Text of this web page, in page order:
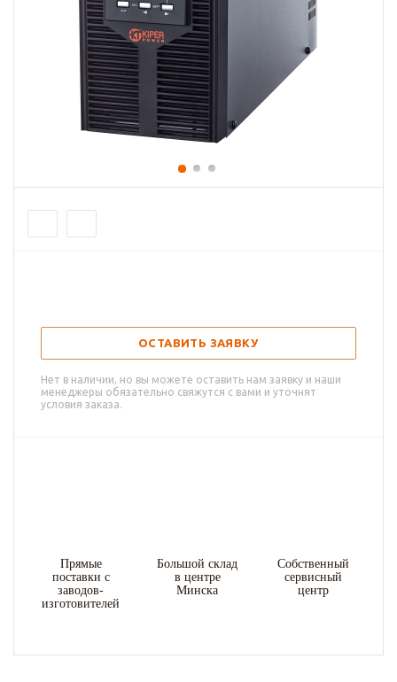
ОСТАВИТЬ ЗАЯВКУ
Нет в наличии, но вы можете оставить нам заявку и наши
менеджеры обязательно свяжутся с вами и уточнят
условия заказа.
Прямые
поставки с
заводов-
изготовителей
Большой склад
в центре
Минска
Собственный
сервисный
центр